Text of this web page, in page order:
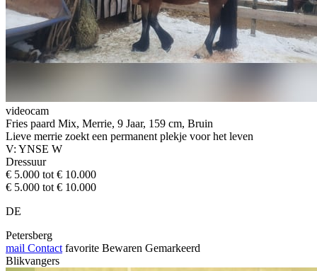
videocam
Fries paard Mix, Merrie, 9 Jaar, 159 cm, Bruin
Lieve merrie zoekt een permanent plekje voor het leven
V: YNSE W
Dressuur
€ 5.000 tot € 10.000
€ 5.000 tot € 10.000
DE
Petersberg
mail Contact favorite Bewaren Gemarkeerd
Blikvangers